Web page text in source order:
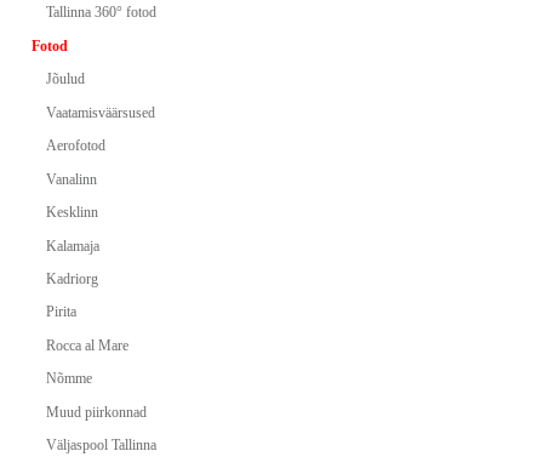
Tallinna 360° fotod
Fotod
Jõulud
Vaatamisväärsused
Aerofotod
Vanalinn
Kesklinn
Kalamaja
Kadriorg
Pirita
Rocca al Mare
Nõmme
Muud piirkonnad
Väljaspool Tallinna